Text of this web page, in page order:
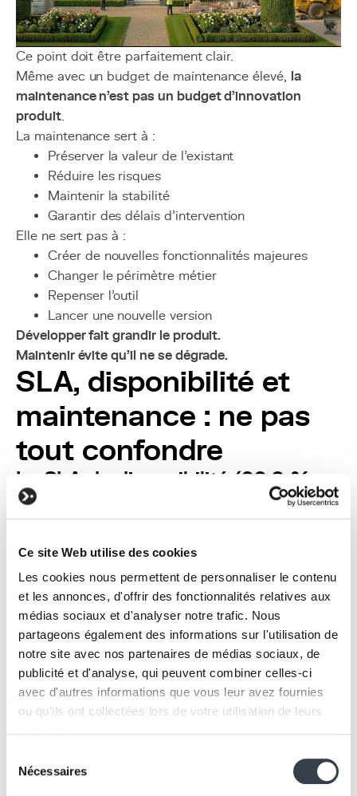
Ce site Web utilise des cookies
Les cookies nous permettent de personnaliser le contenu
et les annonces, d'offrir des fonctionnalités relatives aux
médias sociaux et d'analyser notre trafic. Nous
partageons également des informations sur l'utilisation de
notre site avec nos partenaires de médias sociaux, de
publicité et d'analyse, qui peuvent combiner celles-ci
avec d'autres informations que vous leur avez fournies
ou qu'ils ont collectées lors de votre utilisation de leurs
We work with
who may receive and
Nécessaires
Ce point doit être parfaitement clair.
Même avec un budget de maintenance élevé, la
maintenance n’est pas un budget d’innovation
produit.
La maintenance sert à :
Préserver la valeur de l’existant
Réduire les risques
Maintenir la stabilité
Garantir des délais d’intervention
Elle ne sert pas à :
Créer de nouvelles fonctionnalités majeures
Changer le périmètre métier
Repenser l’outil
Lancer une nouvelle version
Développer fait grandir le produit.
Maintenir évite qu’il ne se dégrade.
SLA, disponibilité et
maintenance : ne pas
tout confondre
Le SLA de disponibilité (99,9 %,
99,99 %)
Un SLA exprimé en pourcentage et qui concerne les
Il garantit que l’infrastructure est accessible.
Il ne garantit pas qu’un problème applicatif sera
corrigé immédiatement.
Le SLA demaintenance
applicative
La maintenance garantit :
Des délais de prise en charge
Des niveaux de priorité clairs
La maintenance garantit une réactivité, pas une